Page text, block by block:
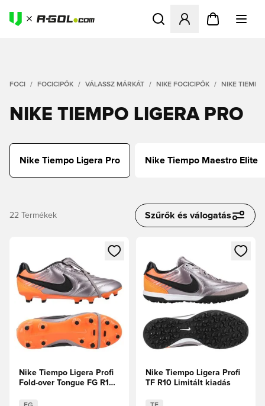
Megnyit egy modált a
FOCI FOCICIPŐK VÁLASSZ MÁRKÁT NIKE FOCICIPŐK NIKE TIEMPO
NIKE TIEMPO LIGERA PRO
Nike Tiempo Ligera Pro Nike Tiempo Maestro Elite
22 Termékek Szűrők és válogatás
Megnyit egy modált a bejelentkezéshez vagy a tagként
Nike Tiempo Ligera Profi
Fold-over Tongue FG R10
Megnyit egy modált a
Nike Tiempo Ligera Profi
TF R10 Limitált kiadás